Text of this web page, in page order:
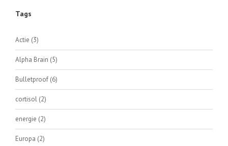
Tags
Actie (3)
Alpha Brain (5)
Bulletproof (6)
cortisol (2)
energie (2)
Europa (2)